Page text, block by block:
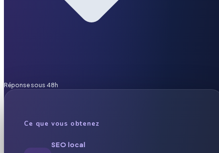
Réponse sous 48h
Ce que vous obtenez
SEO local